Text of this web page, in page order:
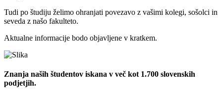
Tudi po študiju želimo ohranjati povezavo z vašimi kolegi, sošolci in
seveda z našo fakulteto.
Aktualne informacije bodo objavljene v kratkem.
Znanja naših študentov iskana v več kot 1.700 slovenskih
podjetjih.